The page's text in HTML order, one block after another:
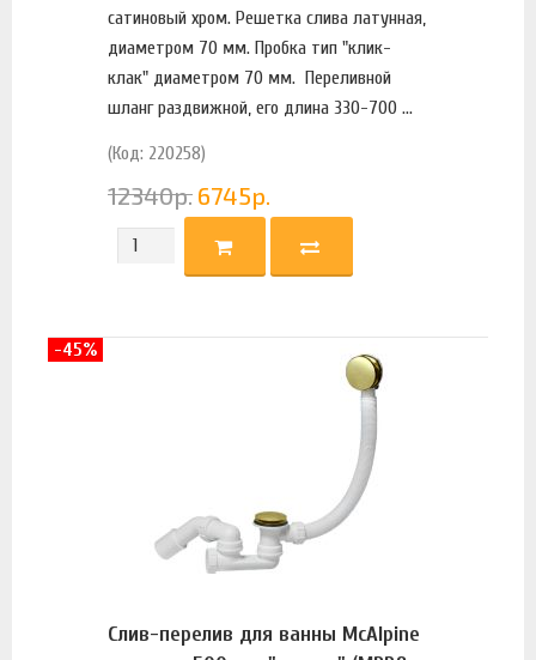
сатиновый хром. Решетка слива латунная,
диаметром 70 мм. Пробка тип "клик-
клак" диаметром 70 мм. Переливной
шланг раздвижной, его длина 330-700 ...
(Код: 220258)
12340р. 6745р.
Слив-перелив для ванны McAlpine
-45%